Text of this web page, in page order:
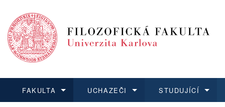
FAKULTA UCHAZEČI STUDUJÍCÍ